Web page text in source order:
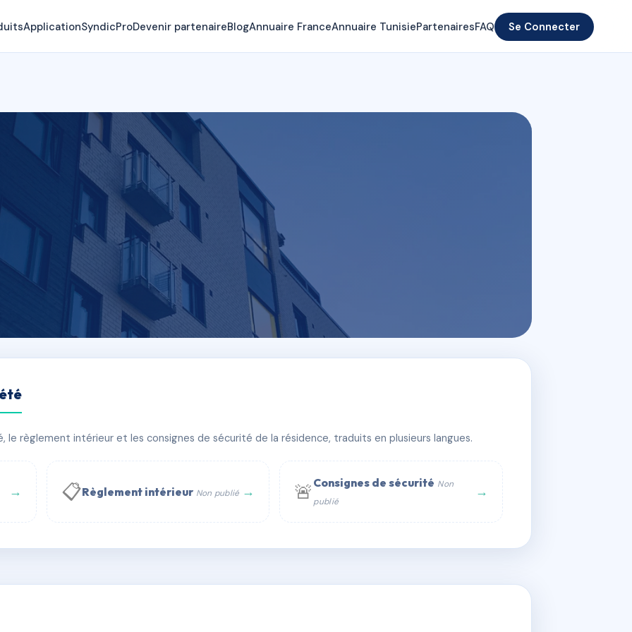
ApplicationSyndicProDevenir partenaireBlogAnnuaire FranceAnnuaire TunisiePartenairesFAQ Se Connecter
3-5 rue Cugnot
WhatsApp
règlement intérieur et les consignes de sécurité de la résidence, traduits en plusieurs langues.
→ 📋Règlement intérieur Non publié → 🚨 Consignes de sécurité Non
publié
→
AC6440549 🇫🇷